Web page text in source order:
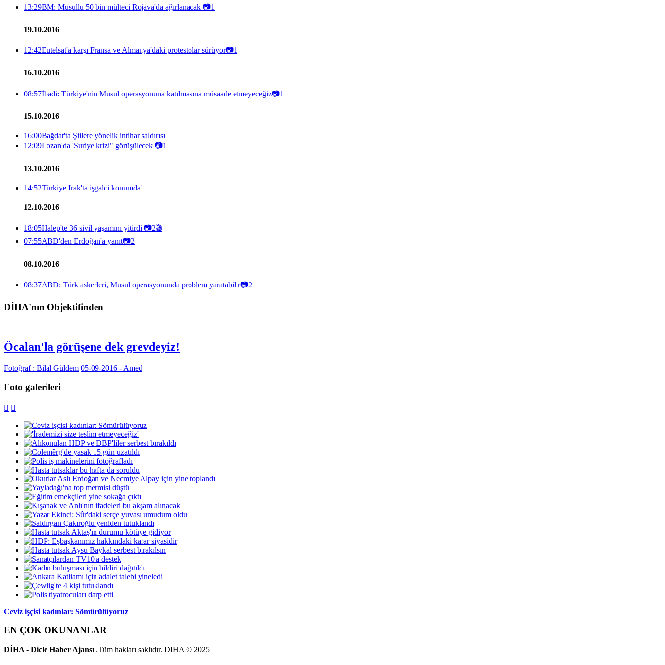
13:29BM: Musullu 50 bin mülteci Rojava'da ağırlanacak 📷1
19.10.2016
12:42Eutelsat'a karşı Fransa ve Almanya'daki protestolar sürüyor📷1
16.10.2016
08:57İbadi: Türkiye'nin Musul operasyonuna katılmasına müsaade etmeyeceğiz📷1
15.10.2016
16:00Bağdat'ta Şiilere yönelik intihar saldırısı
12:09Lozan'da 'Suriye krizi" görüşülecek 📷1
13.10.2016
14:52Türkiye Irak'ta işgalci konumda!
12.10.2016
18:05Halep'te 36 sivil yaşamını yitirdi 📷2🎬
07:55ABD'den Erdoğan'a yanıt📷2
08.10.2016
08:37ABD: Türk askerleri, Musul operasyonunda problem yaratabilir📷2
DİHA'nın Objektifinden
Öcalan'la görüşene dek grevdeyiz!
Fotoğraf : Bilal Güldem 05-09-2016 - Amed
Foto galerileri
 
Ceviz işçisi kadınlar: Sömürülüyoruz
EN ÇOK OKUNANLAR
DİHA - Dicle Haber Ajansı .Tüm hakları saklıdır. DIHA © 2025